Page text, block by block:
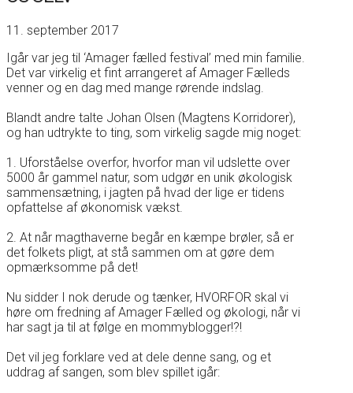
11. september 2017
Igår var jeg til ‘Amager fælled festival’ med min familie.
Det var virkelig et fint arrangeret afAmager Fælleds
venner og en dag med mange rørende indslag.
Blandt andre talte Johan Olsen (Magtens Korridorer),
og han udtrykte to ting, som virkelig sagde mig noget:
1. Uforståelse overfor, hvorfor man vil udslette over
5000 år gammel natur, som udgør en unik økologisk
sammensætning, i jagten på hvad der lige er tidens
opfattelse af økonomisk vækst.
2. At når magthaverne begår en kæmpe brøler, så er
det folkets pligt, at stå sammen om at gøre dem
opmærksomme på det!
Nu sidder I nok derude og tænker, HVORFOR skal vi
høre om fredning af Amager Fælled og økologi, når vi
har sagt ja til at følge en mommyblogger!?!
Det vil jeg forklare ved at dele denne sang, og et
uddrag af sangen, som blev spillet igår: